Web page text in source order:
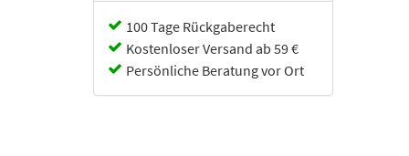
100 Tage Rückgaberecht
Kostenloser Versand ab 59 €
Persönliche Beratung vor Ort